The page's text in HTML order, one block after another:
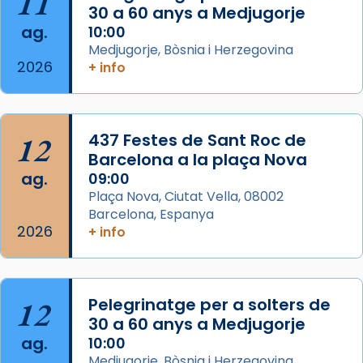
Mons. David Abadías.
📸 Dr. G. Simón
Photo
View on Facebook · Share
Arquebisbat de Barcelona
2 weeks ago
Memòria de les santes Juliana i
Semproniana, verges i màrtirs.
Acompanyant la història de sant Cugat, a
partir de l’Edat Mitjana sorgeix la tradició
que les santes Juliana (“relatiu a Júlia”) i
Semproniana (“relatiu a Semprònia =
eterna”) són deixebles seves. I l’any 1667, el
frare Joan Gaspar Roig, afirma en una obra
que les santes són filles de l’antiga Iluro.
ag.
2026
30 a 60 anys a Medjugorje
10:00
Medjugorje, Bòsnia i Herzegovina
+ info
12
ag.
2026
437 Festes de Sant Roc de
Barcelona a la plaça Nova
09:00
Plaça Nova, Ciutat Vella, 08002
Barcelona, Espanya
+ info
12
ag.
Pelegrinatge per a solters de
30 a 60 anys a Medjugorje
10:00